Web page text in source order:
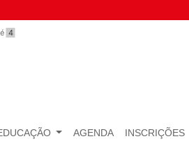
4
AGENDA INSCRIÇÕES